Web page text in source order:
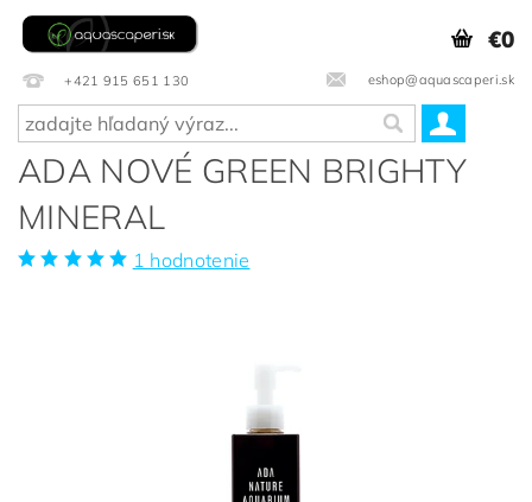
+421 915 651 130 eshop@aquascaperi.sk
€0
ADA NOVÉ GREEN BRIGHTY
MINERAL
1 hodnotenie